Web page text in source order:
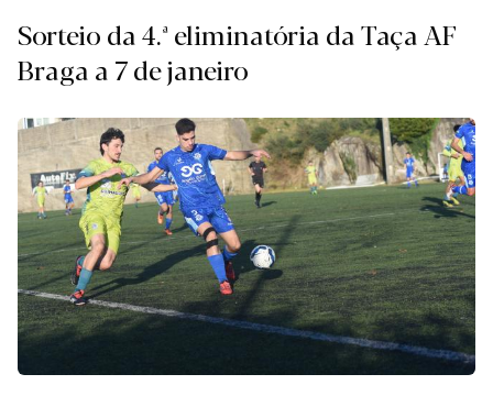
Sorteio da 4.ª eliminatória da Taça AF
Braga a 7 de janeiro